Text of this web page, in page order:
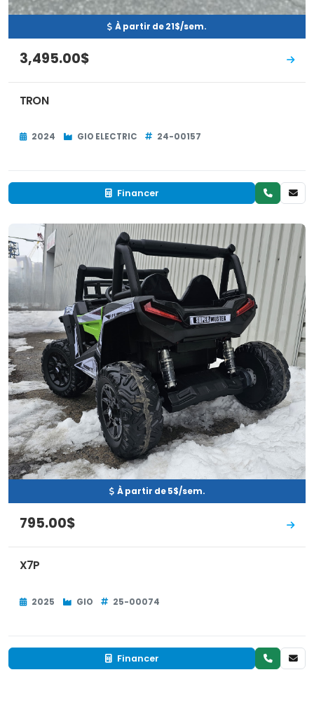
À partir de 21$/sem.
3,495.00$
TRON
2024 GIO ELECTRIC 24-00157
Financer
EN INVENTAIRE Neuf
À partir de 5$/sem.
795.00$
X7P
2025 GIO 25-00074
Financer